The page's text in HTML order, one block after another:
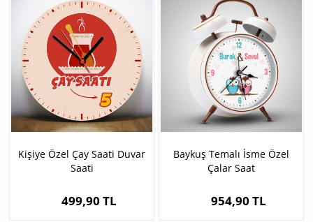
Kişiye Özel Çay Saati Duvar
Saati
499,90 TL
Baykuş Temalı İsme Özel
Çalar Saat
954,90 TL